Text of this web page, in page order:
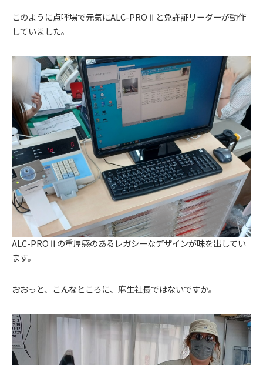
このように点呼場で元気にALC-PROⅡと免許証リーダーが動作
していました。
ALC-PROⅡの重厚感のあるレガシーなデザインが味を出してい
ます。
おおっと、こんなところに、麻生社長ではないですか。